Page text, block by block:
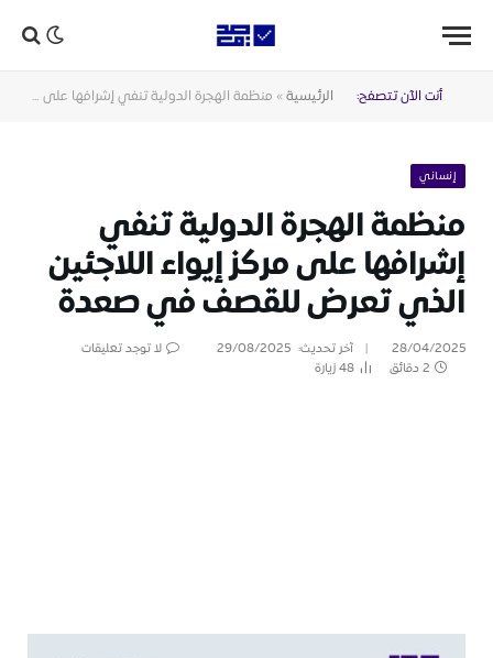
أنت الآن تتصفح: الرئيسية » منظمة الهجرة الدولية تنفي إشرافها على مركز إيواء اللاجئين الذي تعرض للقصف في صعدة
إنساني
منظمة الهجرة الدولية تنفي
إشرافها على مركز إيواء اللاجئين
الذي تعرض للقصف في صعدة
28/04/2025 آخر تحديث: 29/08/2025
لا توجد تعليقات
2 دقائق
48زيارة